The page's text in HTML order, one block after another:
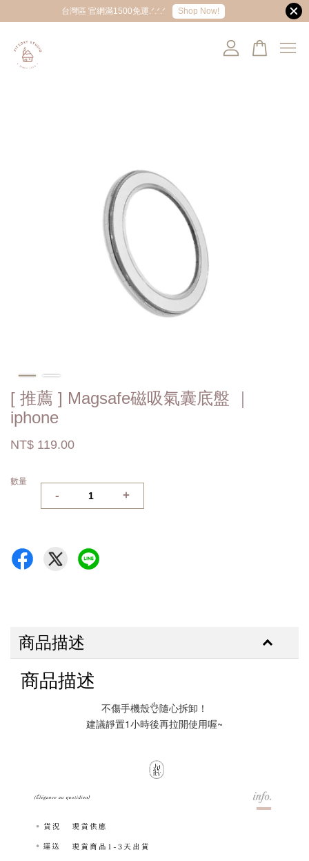
台灣區 官網滿1500免運.ᐟ.ᐟ.ᐟ Shop Now!
[ 推薦 ] Magsafe磁吸氣囊底盤 ｜
iphone
NT$ 119.00
數量
- +
商品描述
商品描述
不傷手機殼👌隨心拆卸！
建議靜置1小時後再拉開使用喔~
您的購物車目前還是空的。